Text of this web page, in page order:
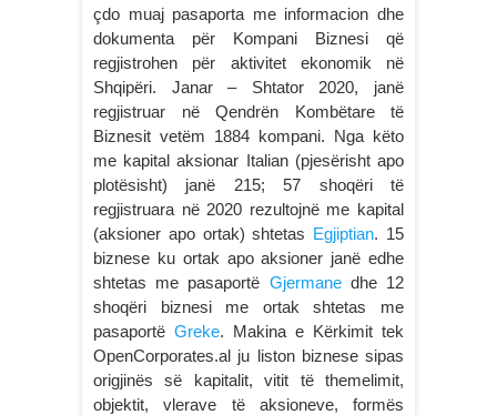
çdo muaj pasaporta me informacion dhe
dokumenta për Kompani Biznesi që
regjistrohen për aktivitet ekonomik në
Shqipëri. Janar – Shtator 2020, janë
regjistruar në Qendrën Kombëtare të
Biznesit vetëm 1884 kompani. Nga këto
me kapital aksionar Italian (pjesërisht apo
plotësisht) janë 215; 57 shoqëri të
regjistruara në 2020 rezultojnë me kapital
(aksioner apo ortak) shtetas Egjiptian. 15
biznese ku ortak apo aksioner janë edhe
shtetas me pasaportë Gjermanedhe 12
shoqëri biznesi me ortak shtetas me
pasaportë Greke. Makina e Kërkimit tek
OpenCorporates.al ju liston biznese sipas
origjinës së kapitalit, vitit të themelimit,
objektit, vlerave të aksioneve, formës